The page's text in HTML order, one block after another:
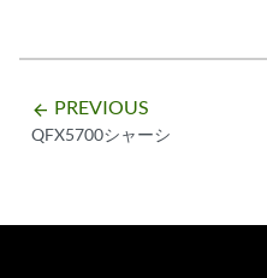
arrow_backward PREVIOUS
QFX5700シャーシ